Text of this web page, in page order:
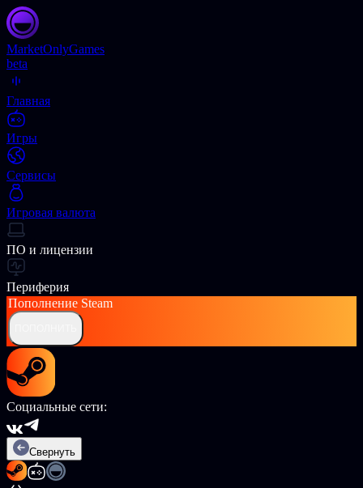
MarketOnlyGames
beta
Главная
Игры
Сервисы
Игровая валюта
ПО и лицензии
Периферия
Пополнение Steam
Социальные сети:
Свернуть